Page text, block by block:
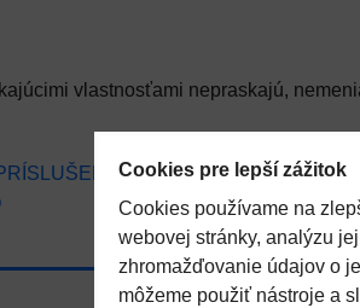
vlastnosťami nepraskajú,
Tepelné čerpadlá
Cookies pre lepší zážitok
Cookies používame na
webovej stránky, analýzu
zhromažďovanie údajov o
môžeme použiť nástroje a